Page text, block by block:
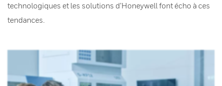
technologiques et les solutions d’Honeywell font écho à ces
tendances.